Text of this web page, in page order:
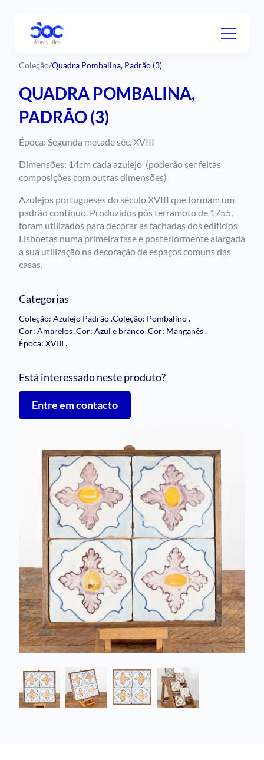
Coleção/Quadra Pombalina, Padrão (3)
QUADRA POMBALINA,
PADRÃO (3)
Época: Segunda metade séc. XVIII
Dimensões: 14cm cada azulejo (poderão ser feitas
composições com outras dimensões)
Azulejos portugueses do século XVIII que formam um
padrão contínuo. Produzidos pós terramoto de 1755,
foram utilizados para decorar as fachadas dos edifícios
Lisboetas numa primeira fase e posteriormente alargada
a sua utilização na decoração de espaços comuns das
casas.
Categorias
Coleção: Azulejo Padrão.Coleção: Pombalino.
Cor: Amarelos.Cor: Azul e branco.Cor: Manganês.
Época: XVIII .
Está interessado neste produto?
Entre em contacto